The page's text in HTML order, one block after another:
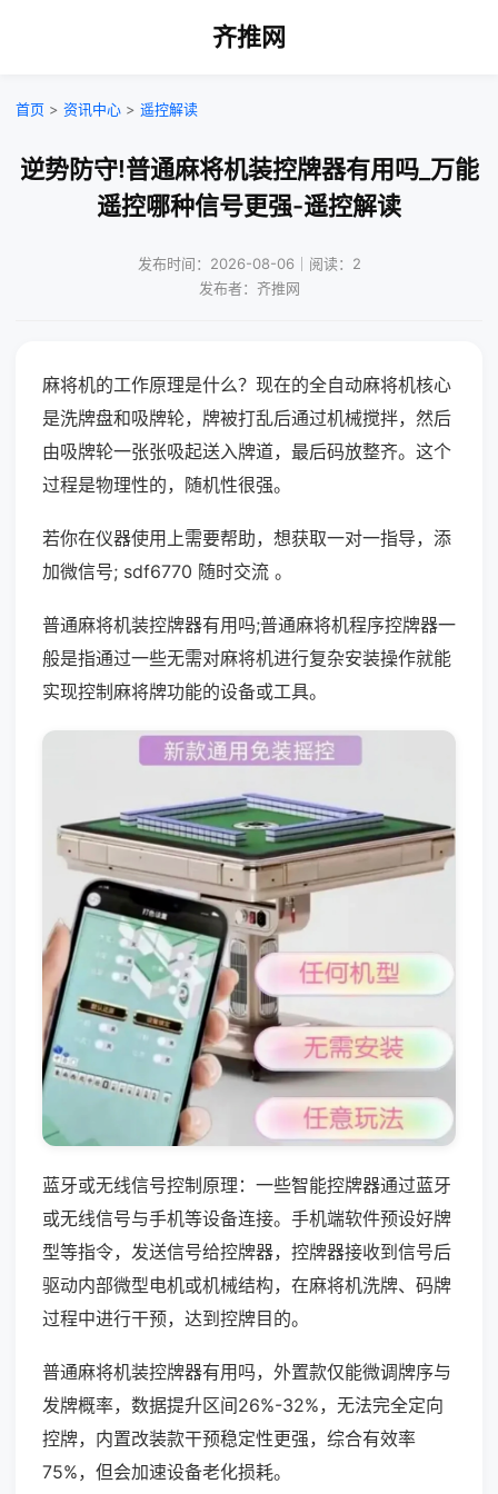
齐推网
首页 > 资讯中心 > 遥控解读
逆势防守!普通麻将机装控牌器有用吗_万能
遥控哪种信号更强-遥控解读
发布时间：2026-08-06｜阅读：2
发布者：齐推网
麻将机的工作原理是什么？现在的全自动麻将机核心
是洗牌盘和吸牌轮，牌被打乱后通过机械搅拌，然后
由吸牌轮一张张吸起送入牌道，最后码放整齐。这个
过程是物理性的，随机性很强。
若你在仪器使用上需要帮助，想获取一对一指导，添
加微信号; sdf6770 随时交流 。
普通麻将机装控牌器有用吗;普通麻将机程序控牌器一
般是指通过一些无需对麻将机进行复杂安装操作就能
实现控制麻将牌功能的设备或工具。
蓝牙或无线信号控制原理：一些智能控牌器通过蓝牙
或无线信号与手机等设备连接。手机端软件预设好牌
型等指令，发送信号给控牌器，控牌器接收到信号后
驱动内部微型电机或机械结构，在麻将机洗牌、码牌
过程中进行干预，达到控牌目的。
普通麻将机装控牌器有用吗，外置款仅能微调牌序与
发牌概率，数据提升区间26%-32%，无法完全定向
控牌，内置改装款干预稳定性更强，综合有效率
75%，但会加速设备老化损耗。